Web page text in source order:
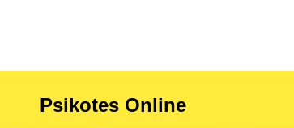
Psikotes Online